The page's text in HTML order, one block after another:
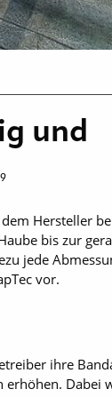
und
Hersteller
bis zur
jede
vor.
ihre
Dabei